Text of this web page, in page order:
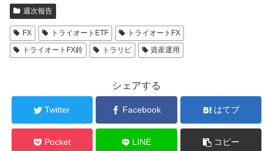
週次報告
FX トライオートETF
トライオートFX
トライオートFX鈴
トラリピ 資産運用
シェアする
Twitter Facebook はてブ
Pocket LINE コピー